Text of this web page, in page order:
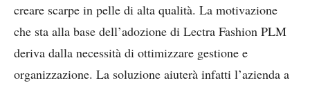
creare scarpe in pelle di alta qualità. La motivazione
che sta alla base dell’adozione di Lectra Fashion PLM
deriva dalla necessità di ottimizzare gestione e
organizzazione. La soluzione aiuterà infatti l’azienda a